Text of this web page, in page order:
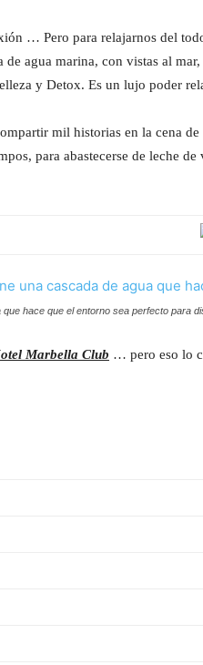
… Pero para relajarnos del
agua marina, con vistas al
y Detox. Es un lujo poder
mil historias en la cena
para abastecerse de leche
hace que el entorno sea perfecto para
Marbella Club … pero eso lo